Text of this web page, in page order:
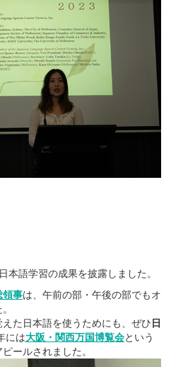
本語学習の成果を披露しました。
領事は、午前の部・午後の部でもオ
た日本語を使うためにも、ぜひ 日
には大阪・関西万国博覧会という
ールされました。